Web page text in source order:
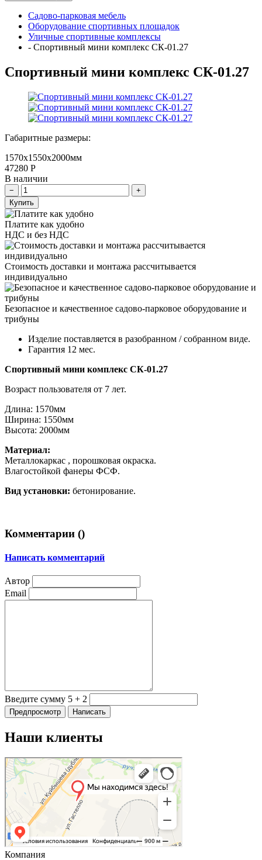
Садово-парковая мебель
Оборудование спортивных площадок
Уличные спортивные комплексы
- Спортивный мини комплекс СК-01.27
Спортивный мини комплекс СК-01.27
Габаритные размеры:
1570х1550х2000мм
47280 Р
В наличии
Купить
Платите как удобно
НДС и без НДС
Стоимость доставки и монтажа рассчитывается
индивидуально
Безопасное и качественное садово-парковое оборудование и
трибуны
Изделие поставляется в разобранном / собранном виде.
Гарантия 12 мес.
Спортивный мини комплекс СК-01.27
Возраст пользователя от 7 лет.
Длина: 1570мм
Ширина: 1550мм
Высота: 2000мм
Материал:
Металлокаркас , порошковая окраска.
Влагостойкой фанеры ФСФ.
Вид установки: бетонирование.
Комментарии ()
Написать комментарий
Автор
Email
Введите сумму 5 + 2
Наши клиенты
Компания